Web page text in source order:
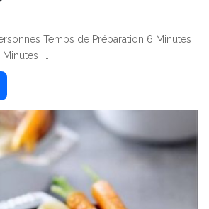
Temps de Préparation 6 Minutes
…